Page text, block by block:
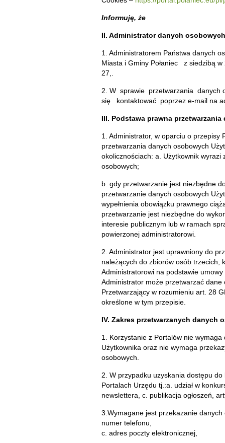
Informuję, że
II. Administrator danych
1. Administratorem Państwa danych
Miasta i Gminy Połaniec z siedzibą w
27,.
2. W sprawie przetwarzania danych
się kontaktować poprzez e-mail na
III. Podstawa prawna przetwarzania
1. Administrator, w oparciu o przepisy
przetwarzania danych osobowych
okolicznościach: a. Użytkownik
osobowych;
b. gdy przetwarzanie jest niezbędne
przetwarzanie danych osobowych
wypełnienia obowiązku prawnego
przetwarzanie jest niezbędne do
interesie publicznym lub w ramach
powierzonej administratorowi.
2. Administrator jest uprawniony do
należących do zbiorów osób trzecich,
Administratorowi na podstawie
Administrator może przetwarzać dane
Przetwarzający w rozumieniu art. 28
określone w tym przepisie.
IV. Zakres przetwarzanych danych
1. Korzystanie z Portalów nie
Użytkownika oraz nie wymaga
osobowych.
2. W przypadku uzyskania dostępu
Portalach Urzędu tj.:a. udział w
newslettera, c. publikacja ogłoszeń,
3.Wymagane jest przekazanie
numer telefonu,
c. adres poczty elektronicznej,